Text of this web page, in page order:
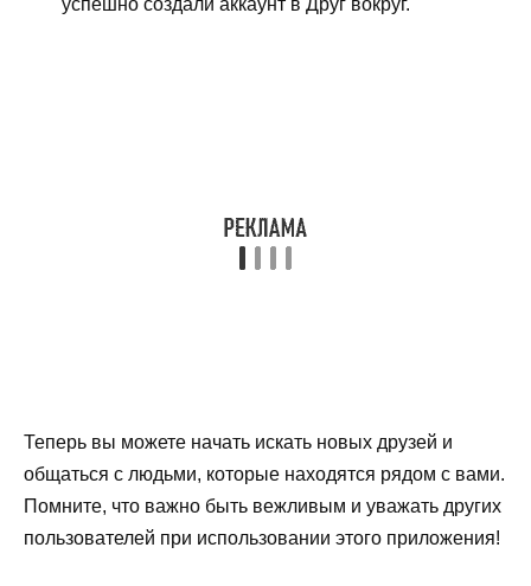
успешно создали аккаунт в Друг вокруг.
Теперь вы можете начать искать новых друзей и
общаться с людьми, которые находятся рядом с вами.
Помните, что важно быть вежливым и уважать других
пользователей при использовании этого приложения!